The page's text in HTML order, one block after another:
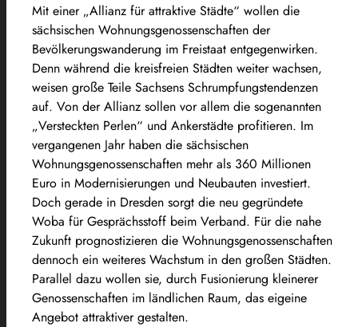
Mit einer „Allianz für attraktive Städte“ wollen die
sächsischen Wohnungsgenossenschaften der
Bevölkerungswanderung im Freistaat entgegenwirken.
Denn während die kreisfreien Städten weiter wachsen,
weisen große Teile Sachsens Schrumpfungstendenzen
auf. Von der Allianz sollen vor allem die sogenannten
„Versteckten Perlen“ und Ankerstädte profitieren. Im
vergangenen Jahr haben die sächsischen
Wohnungsgenossenschaften mehr als 360 Millionen
Euro in Modernisierungen und Neubauten investiert.
Doch gerade in Dresden sorgt die neu gegründete
Woba für Gesprächsstoff beim Verband. Für die nahe
Zukunft prognostizieren die Wohnungsgenossenschaften
dennoch ein weiteres Wachstum in den großen Städten.
Parallel dazu wollen sie, durch Fusionierung kleinerer
Genossenschaften im ländlichen Raum, das eigeine
Angebot attraktiver gestalten.